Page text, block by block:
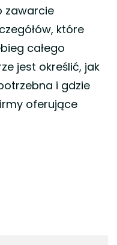
zawarcie
które
całego
jest określić, jak
i gdzie
oferujące